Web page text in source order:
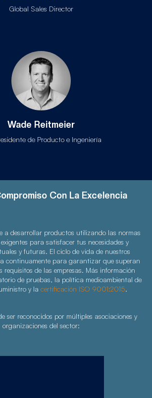
Global Sales Director
Wade Reitmeier
de Producto e Ingeniería
Con La Excelencia
a desarrollar productos utilizando las normas
para satisfacer tus necesidades y
y futuras. El ciclo de vida de nuestros
continuamente para garantizar que superan
requisitos de las empresas. Más información
de pruebas, la política medioambiental de
y la certificación ISO 9001:2015.
ser reconocidos por múltiples asociaciones y
organizaciones del sector: